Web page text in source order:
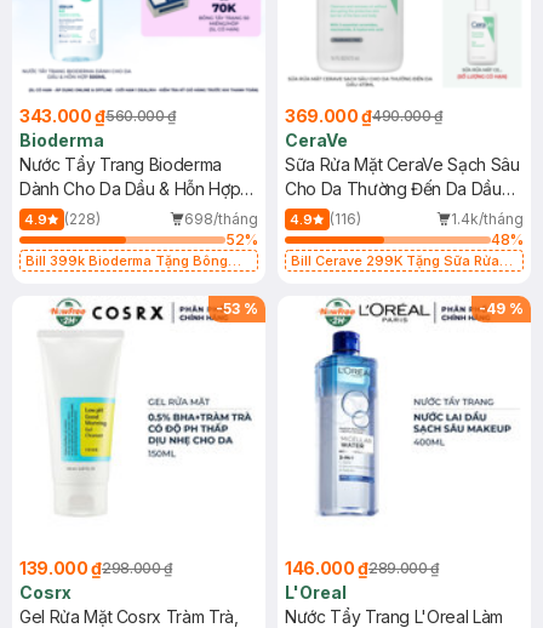
343.000 ₫560.000 ₫
Bioderma
Nước Tẩy Trang Bioderma
Dành Cho Da Dầu & Hỗn Hợp
500ml
4.9 (228)
698/tháng
52%
Bill 399k Bioderma Tặng Bông
369.000 ₫490.000 ₫
CeraVe
Sữa Rửa Mặt CeraVe Sạch Sâu
Cho Da Thường Đến Da Dầu
473ml
4.9 (116)
1.4k/tháng
48%
Bill Cerave 299K Tặng Sữa Rửa
-53 %
139.000 ₫298.000 ₫
Cosrx
Gel Rửa Mặt Cosrx Tràm Trà,
-49 %
146.000 ₫289.000 ₫
L'Oreal
Nước Tẩy Trang L'Oreal Làm